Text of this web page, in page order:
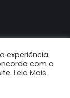
experiência.
com o
Leia Mais